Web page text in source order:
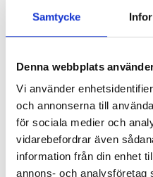
Samtycke
Denna webbplats
Vi använder
och annonserna till
för sociala medier och
vidarebefordrar även
information från din enhet
annons- och analysföretag
Carita Ferdinandsson,
inom Nollvisionen för
berättar om
– Jag föreläser bland
plånbok och hälsa” med
blygsam pension att
inflationstider,säger